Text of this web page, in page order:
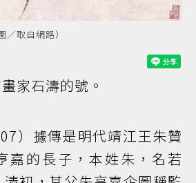
取自網路）
家石濤的號。
）據傳是明代靖江王朱贊
嘉的長子，本姓朱，名若